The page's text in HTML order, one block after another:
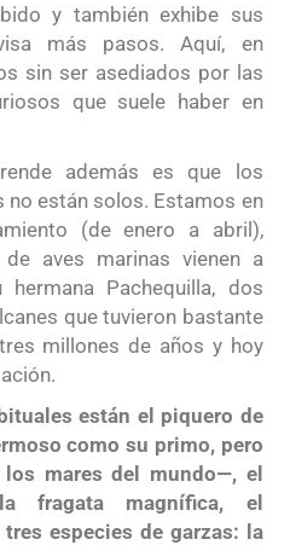
y también exhibe sus
más pasos. Aquí, en
sin ser asediados por las
que suele haber en
además es que los
no están solos. Estamos en
(de enero a abril),
aves marinas vienen a
Pachequilla, dos
que tuvieron bastante
millones de años y hoy
están el piquero de
como su primo, pero
mares del mundo—, el
fragata magnífica, el
especies de garzas: la